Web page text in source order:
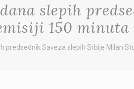
slepih
150 minuta
predsednik Saveza slepih Srbije Milan